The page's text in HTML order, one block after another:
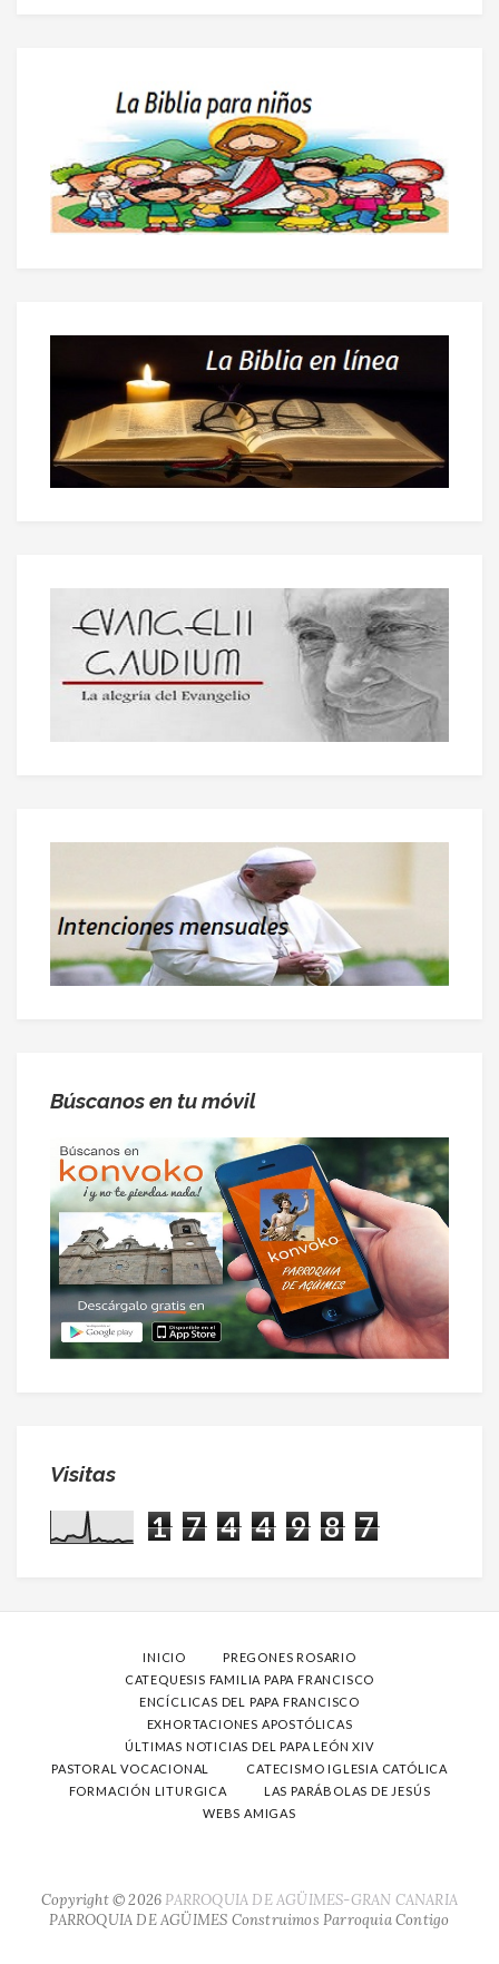
Búscanos en tu móvil
Visitas
1 7 4 4 9 8 7
INICIO
PREGONES ROSARIO
CATEQUESIS FAMILIA PAPA FRANCISCO
ENCÍCLICAS DEL PAPA FRANCISCO
EXHORTACIONES APOSTÓLICAS
ÚLTIMAS NOTICIAS DEL PAPA LEÓN XIV
PASTORAL VOCACIONAL
CATECISMO IGLESIA CATÓLICA
FORMACIÓN LITURGICA
LAS PARÁBOLAS DE JESÚS
WEBS AMIGAS
Copyright ©2026 PARROQUIA DE AGÜIMES-GRAN CANARIA
PARROQUIA DE AGÜIMES Construimos Parroquia Contigo